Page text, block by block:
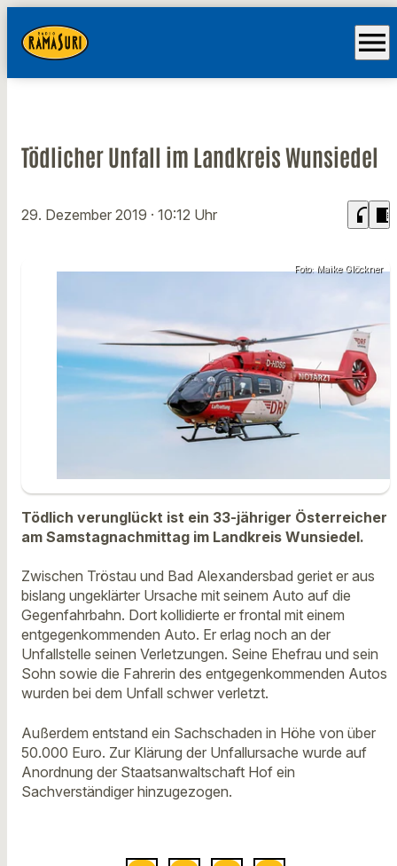
menu
Tödlicher Unfall im Landkreis Wunsiedel
29. Dezember 2019 · 10:12 Uhr headphones chrome_reader_mode
Foto: Maike Glöckner
Tödlich verunglückt ist ein 33-jähriger Österreicher
am Samstagnachmittag im Landkreis Wunsiedel.
Zwischen Tröstau und Bad Alexandersbad geriet er aus
bislang ungeklärter Ursache mit seinem Auto auf die
Gegenfahrbahn. Dort kollidierte er frontal mit einem
entgegenkommenden Auto. Er erlag noch an der
Unfallstelle seinen Verletzungen. Seine Ehefrau und sein
Sohn sowie die Fahrerin des entgegenkommenden Autos
wurden bei dem Unfall schwer verletzt.
Außerdem entstand ein Sachschaden in Höhe von über
50.000 Euro. Zur Klärung der Unfallursache wurde auf
Anordnung der Staatsanwaltschaft Hof ein
Sachverständiger hinzugezogen.